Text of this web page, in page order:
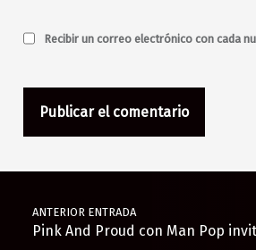
Recibir un correo electrónico con cada
Navegación de entradas
ANTERIOR ENTRADA
Pink And Proud con Man Pop